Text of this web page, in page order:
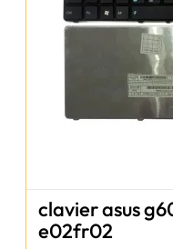
clavier asus
e02fr02